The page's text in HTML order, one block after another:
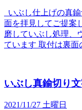
いぶし仕上げの真
面を拝見してご提案
磨していぶし処理、
ています 取付は裏
いぶし真鍮切り
2021/11/27 土曜日